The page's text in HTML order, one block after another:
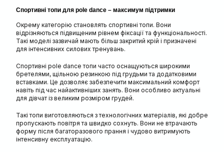
Спортивні топи для pole dance – максимум підтримки
Окрему категорію становлять спортивні топи. Вони
відрізняються підвищеним рівнем фіксації та функціональності.
Такі моделі зазвичай мають більш закритий крій і призначені
для інтенсивних силових тренувань.
Спортивні pole dance топи часто оснащуються широкими
бретелями, щільною резинкою під грудьми та додатковими
вставками. Це дозволяє забезпечити максимальний комфорт
навіть під час найактивніших занять. Вони особливо актуальні
для дівчат із великим розміром грудей.
Такі топи виготовляються з технологічних матеріалів, які добре
пропускають повітря та швидко сохнуть. Вони не втрачають
форму після багаторазового прання і чудово витримують
інтенсивну експлуатацію.